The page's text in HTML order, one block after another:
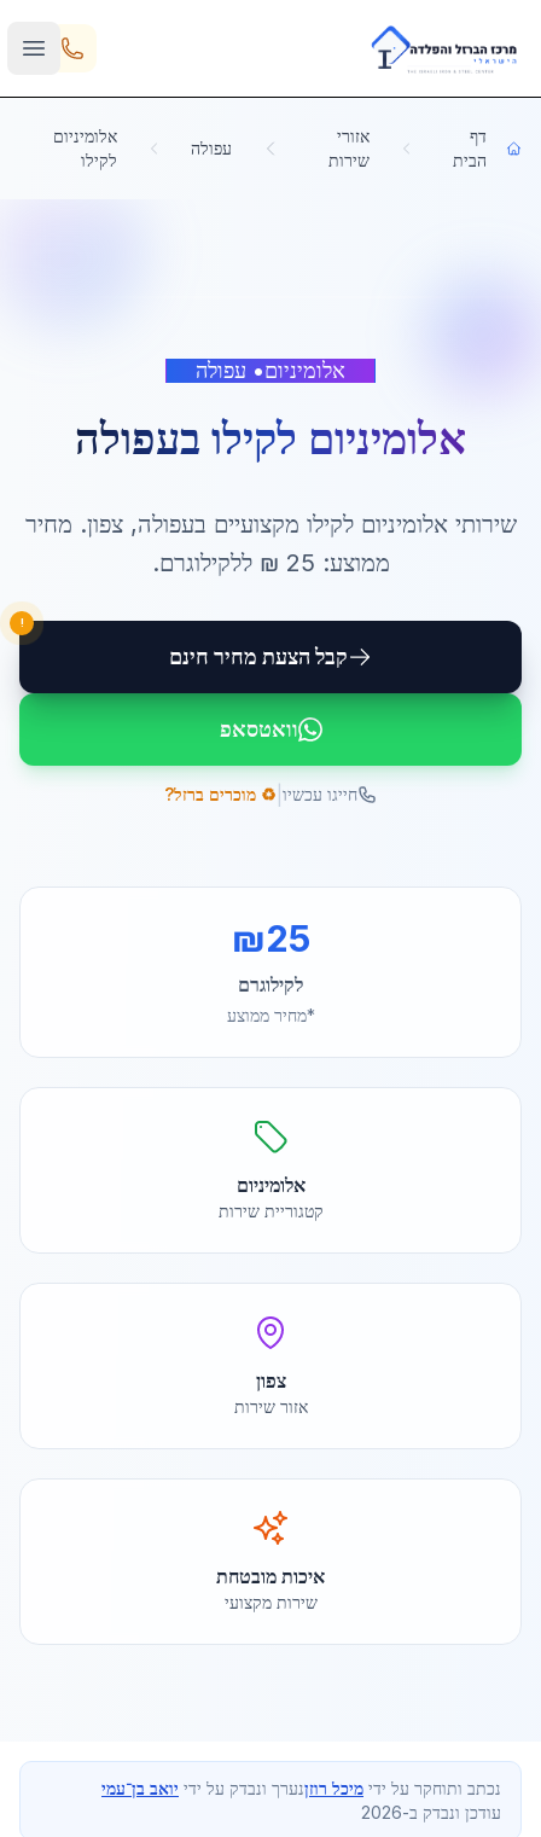
Skip to main content
דף
הבית
אזורי
שירות
עפולה
אלומיניום
לקילו
אלומיניום• עפולה
אלומיניום לקילו בעפולה
שירותיאלומיניום לקילו מקצועיים בעפולה,צפון. מחיר
ממוצע: 25 ₪ ללקילוגרם.
קבל הצעת מחיר חינם
!
וואטסאפ
חייגו עכשיו ♻️ מוכרים ברזל?
₪25
לקילוגרם
*מחיר ממוצע
אלומיניום
קטגוריית שירות
צפון
אזור שירות
איכות מובטחת
שירות מקצועי
נכתב ותוחקר על ידי מיכל רוזןנערך ונבדק על ידי יואב בן־עמי
עודכן ונבדק ב-2026